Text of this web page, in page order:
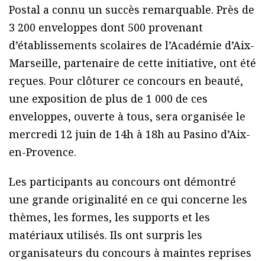
Postal a connu un succès remarquable. Près de
3 200 enveloppes dont 500 provenant
d’établissements scolaires de l’Académie d’Aix-
Marseille, partenaire de cette initiative, ont été
reçues. Pour clôturer ce concours en beauté,
une exposition de plus de 1 000 de ces
enveloppes, ouverte à tous, sera organisée le
mercredi 12 juin de 14h à 18h au Pasino d’Aix-
en-Provence.
Les participants au concours ont démontré
une grande originalité en ce qui concerne les
thèmes, les formes, les supports et les
matériaux utilisés. Ils ont surpris les
organisateurs du concours à maintes reprises